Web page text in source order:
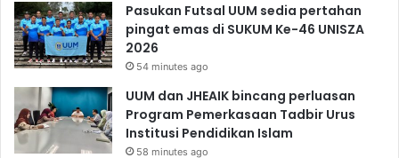
Pasukan Futsal UUM sedia pertahan
pingat emas di SUKUM Ke-46 UNISZA
2026
54 minutes ago
UUM dan JHEAIK bincang perluasan
Program Pemerkasaan Tadbir Urus
Institusi Pendidikan Islam
58 minutes ago